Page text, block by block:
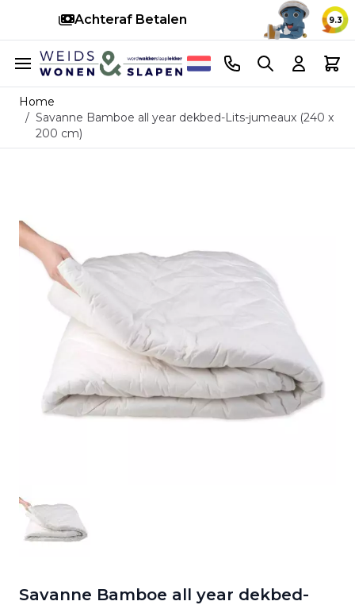
Snelle levering 14
9.3
Ga naar de inhoud
Telefoonnummer
Search Cart
Home
/ Savanne Bamboe all year dekbed-Lits-jumeaux (240 x
200 cm)
Savanne Bamboe all year dekbed-